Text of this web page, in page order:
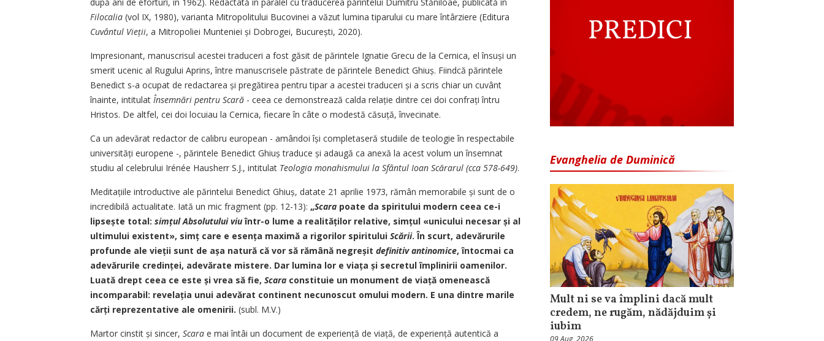
Filocalia (vol IX, 1980), varianta Mitropolitului Bucovinei a văzut lumina tiparului cu mare întârziere (Editura
Cuvântul Vieții, a Mitropoliei Munteniei și Dobrogei, Bucu­rești, 2020).
Impresionant, manuscrisul acestei traduceri a fost găsit de părintele Ignatie Grecu de la Cernica, el însuși un
smerit ucenic al Rugu­lui Aprins, între manuscrisele păstrate de părintele Benedict Ghiuș. Fiindcă părintele
Benedict s-a ocupat de redactarea și pregătirea pentru tipar a acestei traduceri și a scris chiar un cuvânt
înainte, intitulat Însemnări pentru Scară - ceea ce demonstrează calda relație dintre cei doi confrați întru
Hristos. De altfel, cei doi locuiau la Cernica, fiecare în câte o modestă căsuță, învecinate.
Ca un adevărat redactor de calibru european - amândoi își completaseră studiile de teologie în res­pectabile
universități europene -, părintele Benedict Ghiuș traduce și adaugă ca anexă la acest volum un însemnat
studiu al celebrului Irénée Hausherr S.J., intitulat Teo­logia monahismului la Sfântul Ioan Scărarul (cca 578-649).
Meditațiile introductive ale părintelui Benedict Ghiuș, datate 21 aprilie 1973, rămân memorabile și sunt de o
incredibilă actualitate. Iată un mic fragment (pp. 12-13): „Scara poate da spiritului modern ceea ce-i
lipsește total: sim­țul Absolutului viuîntr-o lume a realităților relative, sim­țul «unicului necesar și al
ultimului existent», simț care e esen­ța maximă a rigorilor spiri­tului Scării. În scurt, adevărurile
profunde ale vieții sunt de așa natură că vor să rămână negreșit definitiv antinomice, întocmai ca
adevărurile credin­ței, adevărate mistere. Dar lumina lor e viața și secretul împlinirii oamenilor.
Luată drept ceea ce este și vrea să fie, Scara constituie un monument de via­ță omenească
incomparabil: revelația unui adevărat continent necunoscut omului modern. E una dintre marile
cărți reprezentative ale omenirii. (subl. M.V.)
Martor cinstit și sincer, Scara e mai întâi un document de expe­rien­ță de viață, de experiență autentică a
Evanghelia de Duminică
Mult ni se va împlini dacă mult
credem, ne rugăm, nădăjduim și
iubim